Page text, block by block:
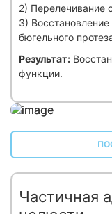
2) Перелечивание
3)
бюгельного
Результат:
функции.
Частичная